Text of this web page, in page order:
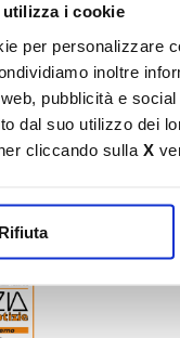
i cookie
per personalizzare
inoltre
pubblicità e
dal suo utilizzo dei
cliccando sulla X
Rifiuta